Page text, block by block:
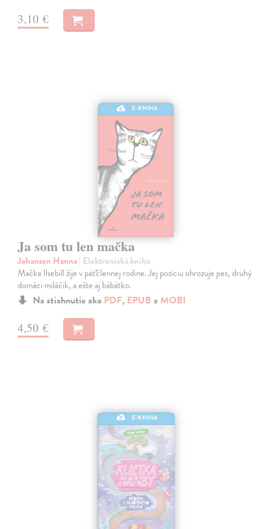
3,10 €
E-KNIHA
Ja som tu len mačka
Johansen Hanna| Elektronická kniha
Mačka Ilsebill žije v päťčlennej rodine. Jej pozíciu ohrozuje pes, druhý
domáci miláčik, a ešte aj bábätko.
Na stiahnutie ako PDF, EPUB a MOBI
4,50 €
E-KNIHA